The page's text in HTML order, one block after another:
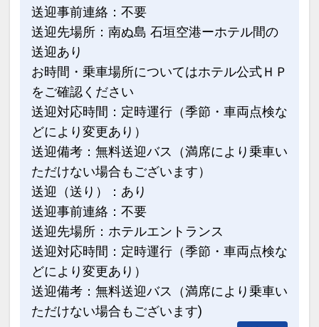
送迎事前連絡：不要
送迎先場所：南ぬ島 石垣空港ーホテル間の
送迎あり
お時間・乗車場所についてはホテル公式ＨＰ
をご確認ください
送迎対応時間：定時運行（季節・車両点検な
どにより変更あり）
送迎備考：無料送迎バス（満席により乗車い
ただけない場合もございます）
送迎（送り）：あり
送迎事前連絡：不要
送迎先場所：ホテルエントランス
送迎対応時間：定時運行（季節・車両点検な
どにより変更あり）
送迎備考：無料送迎バス（満席により乗車い
ただけない場合もございます)